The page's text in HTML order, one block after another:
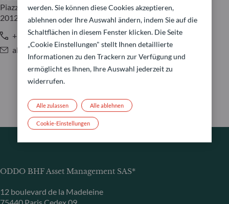
Piazza del Liberty 2
20121 MILAN
+39 02 72095366
alessia.annicchiarico@oddo-bhf.com
ODDO BHF Asset Management SAS*
12 boulevard de la Madeleine
werden. Sie können diese Cookies akzeptieren,
ablehnen oder Ihre Auswahl ändern, indem Sie auf die
Schaltflächen in diesem Fenster klicken. Die Seite
„Cookie Einstellungen" stellt Ihnen detaillierte
Informationen zu den Trackern zur Verfügung und
ermöglicht es Ihnen, Ihre Auswahl jederzeit zu
widerrufen.
Alle ablehnen
Alle zulassen
Cookie-Einstellungen